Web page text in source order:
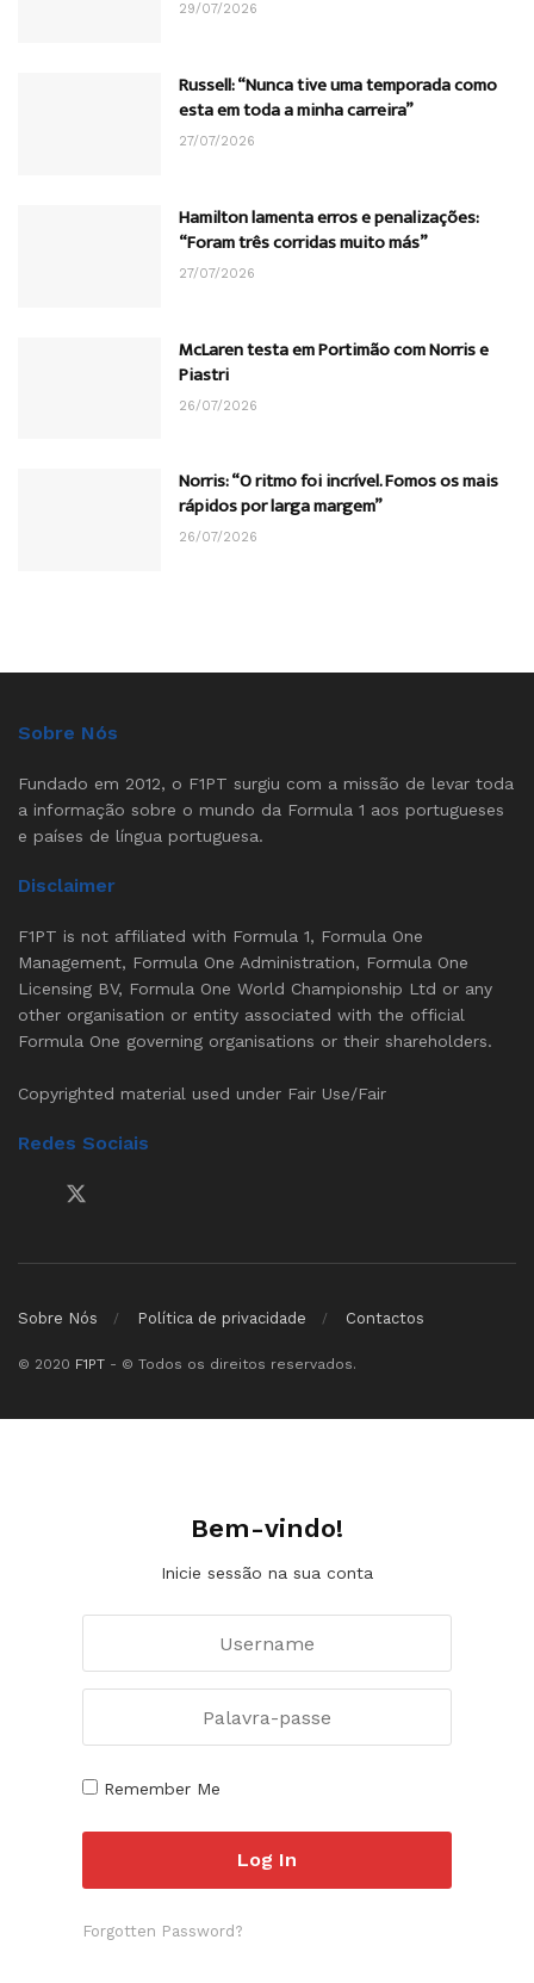
29/07/2026
Russell: “Nunca tive uma temporada como
esta em toda a minha carreira”
27/07/2026
Hamilton lamenta erros e penalizações:
“Foram três corridas muito más”
27/07/2026
McLaren testa em Portimão com Norris e
Piastri
26/07/2026
Norris: “O ritmo foi incrível. Fomos os mais
rápidos por larga margem”
26/07/2026
Sobre Nós
Fundado em 2012, o F1PT surgiu com a missão de levar toda
a informação sobre o mundo da Formula 1 aos portugueses
e países de língua portuguesa.
Disclaimer
F1PT is not affiliated with Formula 1, Formula One
Management, Formula One Administration, Formula One
Licensing BV, Formula One World Championship Ltd or any
other organisation or entity associated with the official
Formula One governing organisations or their shareholders.
Copyrighted material used under Fair Use/Fair
Redes Sociais
Sobre Nós Política de privacidade Contactos
© 2020 F1PT - © Todos os direitos reservados.
Bem-vindo!
Inicie sessão na sua conta
Remember Me
Forgotten Password?